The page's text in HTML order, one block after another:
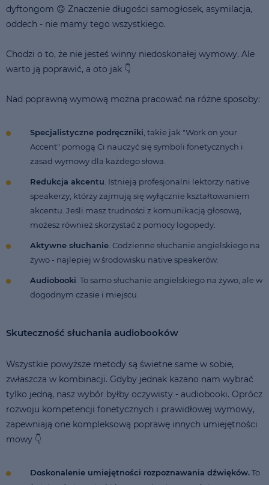
dyftongom 🙃 Znaczenie długości samogłosek, asymilacja,
oddech - nie mamy tego wszystkiego.
Chodzi o to, że nie jesteś winny niedoskonałej wymowy. Ale
warto ją poprawić, a oto jak 👇
Nad poprawną wymową można pracować na różne sposoby:
Specjalistyczne podręczniki , takie jak "Work on your
Accent" pomogą Ci nauczyć się symboli fonetycznych i
zasad wymowy dla każdego słowa.
Redukcja akcentu . Istnieją profesjonalni lektorzy native
speakerzy, którzy zajmują się wyłącznie kształtowaniem
akcentu. Jeśli masz trudności z komunikacją głosową,
możesz również skorzystać z pomocy logopedy.
Aktywne słuchanie . Codzienne słuchanie angielskiego na
żywo - najlepiej w środowisku native speakerów.
Audiobooki . To samo słuchanie angielskiego na żywo, ale w
dogodnym czasie i miejscu.
Skuteczność słuchania audiobooków
Wszystkie powyższe metody są świetne same w sobie,
zwłaszcza w kombinacji. Gdyby jednak kazano nam wybrać
tylko jedną, nasz wybór byłby oczywisty - audiobooki. Oprócz
rozwoju kompetencji fonetycznych i prawidłowej wymowy,
zapewniają one kompleksową poprawę innych umiejętności
mowy 👇
Doskonalenie umiejętności rozpoznawania dźwięków.To